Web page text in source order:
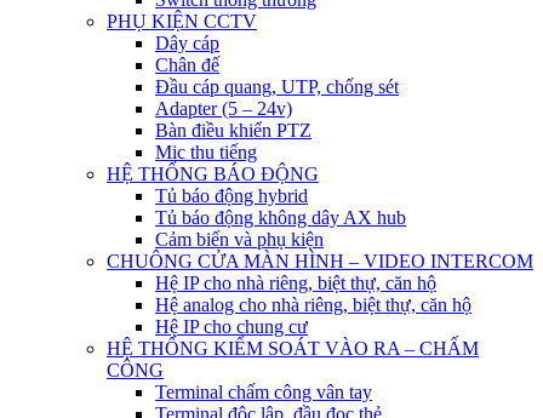
PHỤ KIỆN CCTV
Dây cáp
Chân đế
Đầu cáp quang, UTP, chống sét
Adapter (5 – 24v)
Bàn điều khiển PTZ
Mic thu tiếng
HỆ THỐNG BÁO ĐỘNG
Tủ báo động hybrid
Tủ báo động không dây AX hub
Cảm biến và phụ kiện
CHUÔNG CỬA MÀN HÌNH – VIDEO INTERCOM
Hệ IP cho nhà riêng, biệt thự, căn hộ
Hệ analog cho nhà riêng, biệt thự, căn hộ
Hệ IP cho chung cư
HỆ THỐNG KIỂM SOÁT VÀO RA – CHẤM
CÔNG
Terminal chấm công vân tay
Terminal độc lập, đầu đọc thẻ